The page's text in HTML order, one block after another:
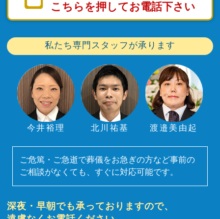
こちらを押してお電話下さい
私たち専門スタッフが承ります
今井裕理 北川祐基 渡邉美由起
ご危篤・ご急逝で葬儀をお急ぎの方など事前の
ご相談がなくても、すぐに対応可能です。
深夜・早朝でも承っておりますので、